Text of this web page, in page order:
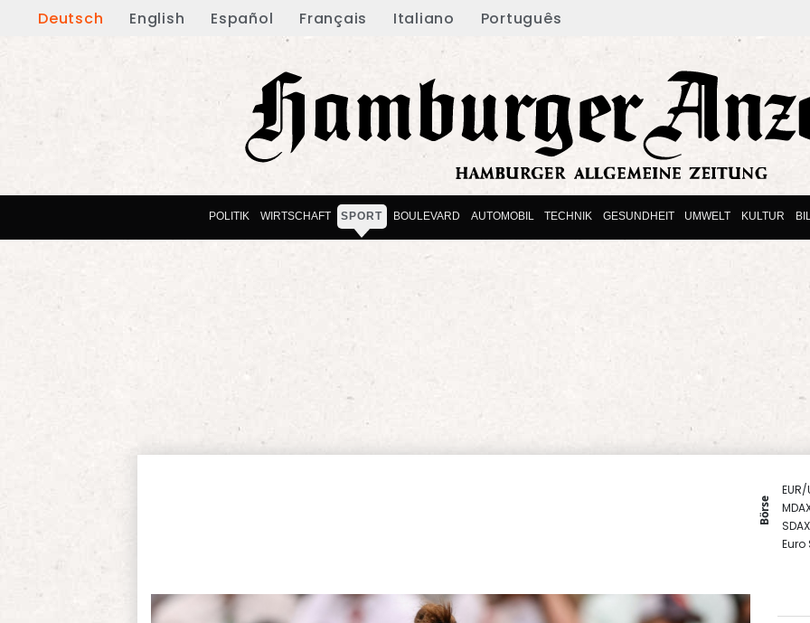
Deutsch English Español Français Italiano Português
POLITIK WIRTSCHAFT SPORT BOULEVARD AUTOMOBIL TECHNIK GESUNDHEIT UMWELT KULTUR
Börse
EUR/
SDAX
Euro